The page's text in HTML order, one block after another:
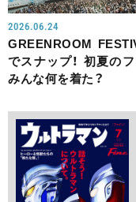
2026.06.24
GREENROOM
でスナップ！ 初夏の
みんな何を着た？